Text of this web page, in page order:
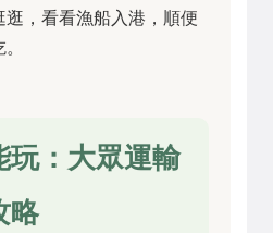
，看看漁船入港，順便
玩：大眾運輸
略